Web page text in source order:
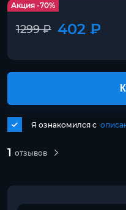
Акция -70%
1299 ₽ 402 ₽
1 отзывов
Я ознакомился с